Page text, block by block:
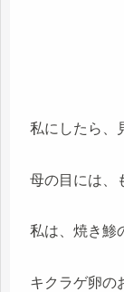
私にしたら、
母の目には、
私は、焼き鯵
キクラゲ卵の